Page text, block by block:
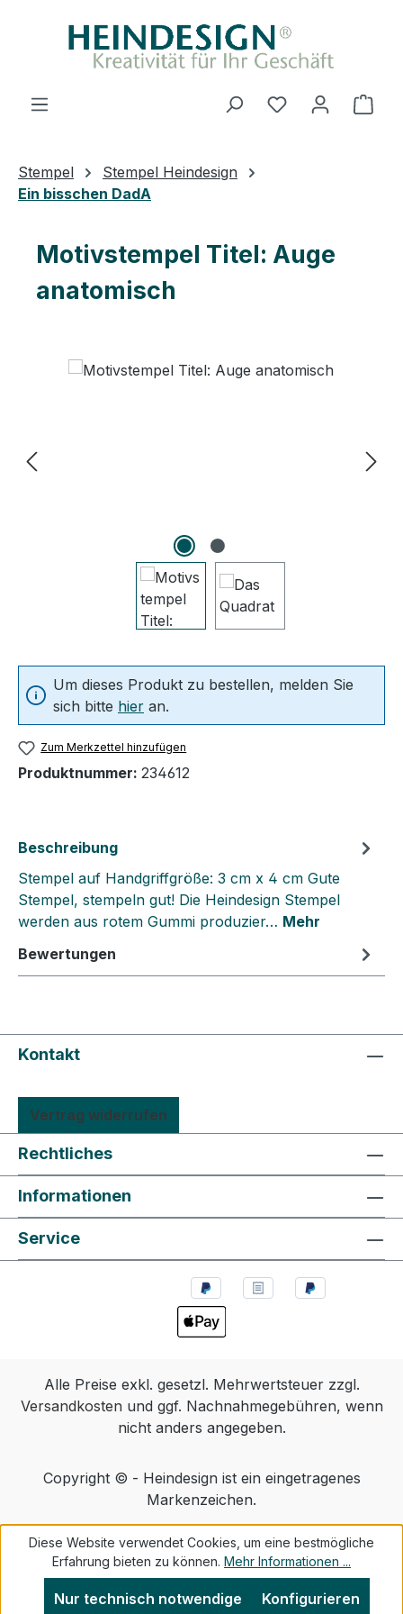
Zum Hauptinhalt springen
Du hast 0
Stempel
Stempel Heindesign
Ein bisschen DadA
Motivstempel Titel: Auge
anatomisch
Um dieses Produkt zu bestellen, melden Sie
sich bitte hier an.
Zum Merkzettel hinzufügen
Produktnummer: 234612
Beschreibung
Stempel auf Handgriffgröße: 3 cm x 4 cm Gute
Stempel, stempeln gut! Die Heindesign Stempel
werden aus rotem Gummi produzier… Mehr
Bewertungen
Kontakt
Vertrag widerrufen
Rechtliches
Informationen
Service
Alle Preise exkl. gesetzl. Mehrwertsteuer zzgl.
Versandkosten und ggf. Nachnahmegebühren, wenn
nicht anders angegeben.
Copyright © - Heindesign ist ein eingetragenes
Markenzeichen.
Diese Website verwendet Cookies, um eine bestmögliche
Erfahrung bieten zu können. Mehr Informationen ...
Nur technisch notwendige Konfigurieren